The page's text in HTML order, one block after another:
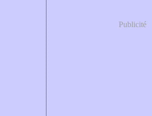
Publicité